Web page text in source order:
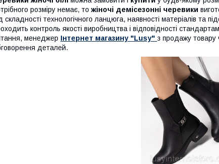
розміру немає, то жіночі демісезонні черевики
складності технологічного ланцюга, наявності матеріалів та
контроль якості виробництва і відповідності
менеджер Інтернет магазину "Lusy" з продажу товару
деталей.